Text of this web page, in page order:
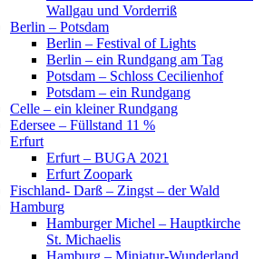
Wallgau und Vorderriß
Berlin – Potsdam
Berlin – Festival of Lights
Berlin – ein Rundgang am Tag
Potsdam – Schloss Cecilienhof
Potsdam – ein Rundgang
Celle – ein kleiner Rundgang
Edersee – Füllstand 11 %
Erfurt
Erfurt – BUGA 2021
Erfurt Zoopark
Fischland- Darß – Zingst – der Wald
Hamburg
Hamburger Michel – Hauptkirche
St. Michaelis